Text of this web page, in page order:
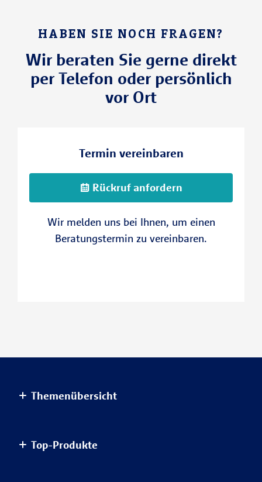
HABEN SIE NOCH FRAGEN?
Wir beraten Sie gerne direkt
per Telefon oder persönlich
vor Ort
Termin vereinbaren
Rückruf anfordern
Wir melden uns bei Ihnen, um einen
Beratungstermin zu vereinbaren.
Themenübersicht
Haus & Wohnung
Top-Produkte